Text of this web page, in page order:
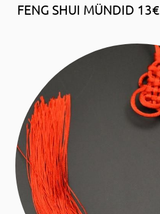
FENG SHUI MÜNDID 13€